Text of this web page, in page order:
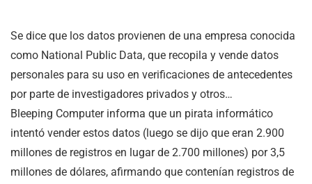
Se dice que los datos provienen de una empresa conocida
como National Public Data, que recopila y vende datos
personales para su uso en verificaciones de antecedentes
por parte de investigadores privados y otros…
Bleeping Computer informa que un pirata informático
intentó vender estos datos (luego se dijo que eran 2.900
millones de registros en lugar de 2.700 millones) por 3,5
millones de dólares, afirmando que contenían registros de